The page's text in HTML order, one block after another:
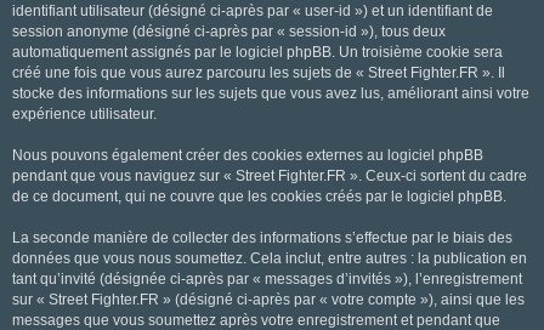
identifiant utilisateur (désigné ci-après par « user-id ») et un identifiant de
session anonyme (désigné ci-après par « session-id »), tous deux
automatiquement assignés par le logiciel phpBB. Un troisième cookie sera
créé une fois que vous aurez parcouru les sujets de « Street Fighter.FR ». Il
stocke des informations sur les sujets que vous avez lus, améliorant ainsi votre
expérience utilisateur.
Nous pouvons également créer des cookies externes au logiciel phpBB
pendant que vous naviguez sur « Street Fighter.FR ». Ceux-ci sortent du cadre
de ce document, qui ne couvre que les cookies créés par le logiciel phpBB.
La seconde manière de collecter des informations s’effectue par le biais des
données que vous nous soumettez. Cela inclut, entre autres : la publication en
tant qu’invité (désignée ci-après par « messages d’invités »), l’enregistrement
sur « Street Fighter.FR » (désigné ci-après par « votre compte »), ainsi que les
messages que vous soumettez après votre enregistrement et pendant que